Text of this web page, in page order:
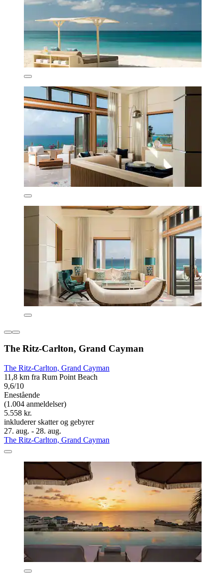
The Ritz-Carlton, Grand Cayman
The Ritz-Carlton, Grand Cayman
11,8 km fra Rum Point Beach
9,6/10
Enestående
(1.004 anmeldelser)
5.558 kr.
inkluderer skatter og gebyrer
27. aug. - 28. aug.
The Ritz-Carlton, Grand Cayman